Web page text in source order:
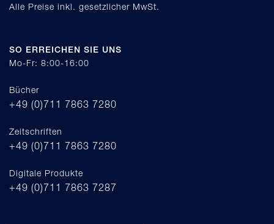
Alle Preise inkl. gesetzlicher MwSt.
SO ERREICHEN SIE UNS
Mo-Fr: 8:00-16:00
Bücher
+49 (0)711 7863 7280
Zeitschriften
+49 (0)711 7863 7280
Digitale Produkte
+49 (0)711 7863 7287